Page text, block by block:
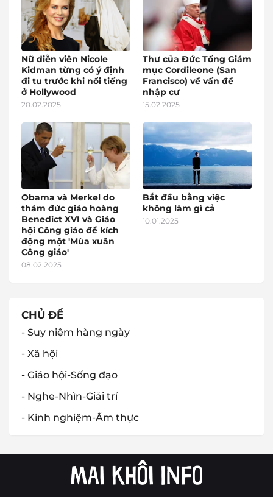
Nữ diễn viên Nicole
Kidman từng có ý định
đi tu trước khi nổi tiếng
ở Hollywood
20.02.2025
Thư của Đức Tổng Giám
mục Cordileone (San
Francisco) về vấn đề
nhập cư
15.02.2025
Obama và Merkel do
thám đức giáo hoàng
Benedict XVI và Giáo
hội Công giáo để kích
động một 'Mùa xuân
Công giáo'
08.02.2025
Bắt đầu bằng việc
không làm gì cả
10.01.2025
CHỦ ĐỀ
- Suy niệm hàng ngày
- Xã hội
- Giáo hội-Sống đạo
- Nghe-Nhìn-Giải trí
- Kinh nghiệm-Ẩm thực